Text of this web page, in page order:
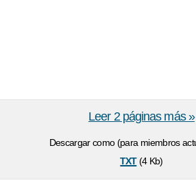
Descargar como (para miembros
txt(4 Kb)
Leer 2 páginas más »